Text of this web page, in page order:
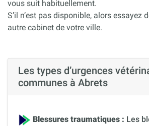
vous suit habituellement.
S’il n’est pas disponible, alors essayez
autre cabinet de votre ville.
Les types d’urgences
communes à Abrets
Blessures traumatiques : Les